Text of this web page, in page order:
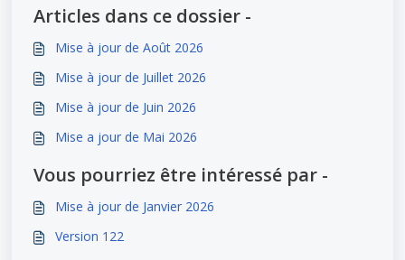
Articles dans ce dossier -
Mise à jour de Août 2026
Mise à jour de Juillet 2026
Mise à jour de Juin 2026
Mise a jour de Mai 2026
Vous pourriez être intéressé par -
Mise à jour de Janvier 2026
Version 122